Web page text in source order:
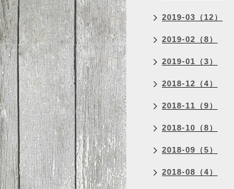
2019-03（12）
2019-02（8）
2019-01（3）
2018-12（4）
2018-11（9）
2018-10（8）
2018-09（5）
2018-08（4）